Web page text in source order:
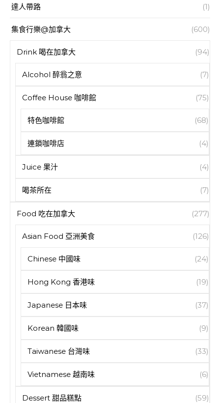
達人帶路 (1)
集食行樂@加拿大 (600)
Drink 喝在加拿大 (94)
Alcohol 醉翁之意 (7)
Coffee House 咖啡館 (75)
特色咖啡館 (68)
連鎖咖啡店 (4)
Juice 果汁 (4)
喝茶所在 (7)
Food 吃在加拿大 (277)
Asian Food 亞洲美食 (126)
Chinese 中國味 (24)
Hong Kong 香港味 (19)
Japanese 日本味 (37)
Korean 韓國味 (9)
Taiwanese 台灣味 (33)
Vietnamese 越南味 (6)
Dessert 甜品糕點 (59)